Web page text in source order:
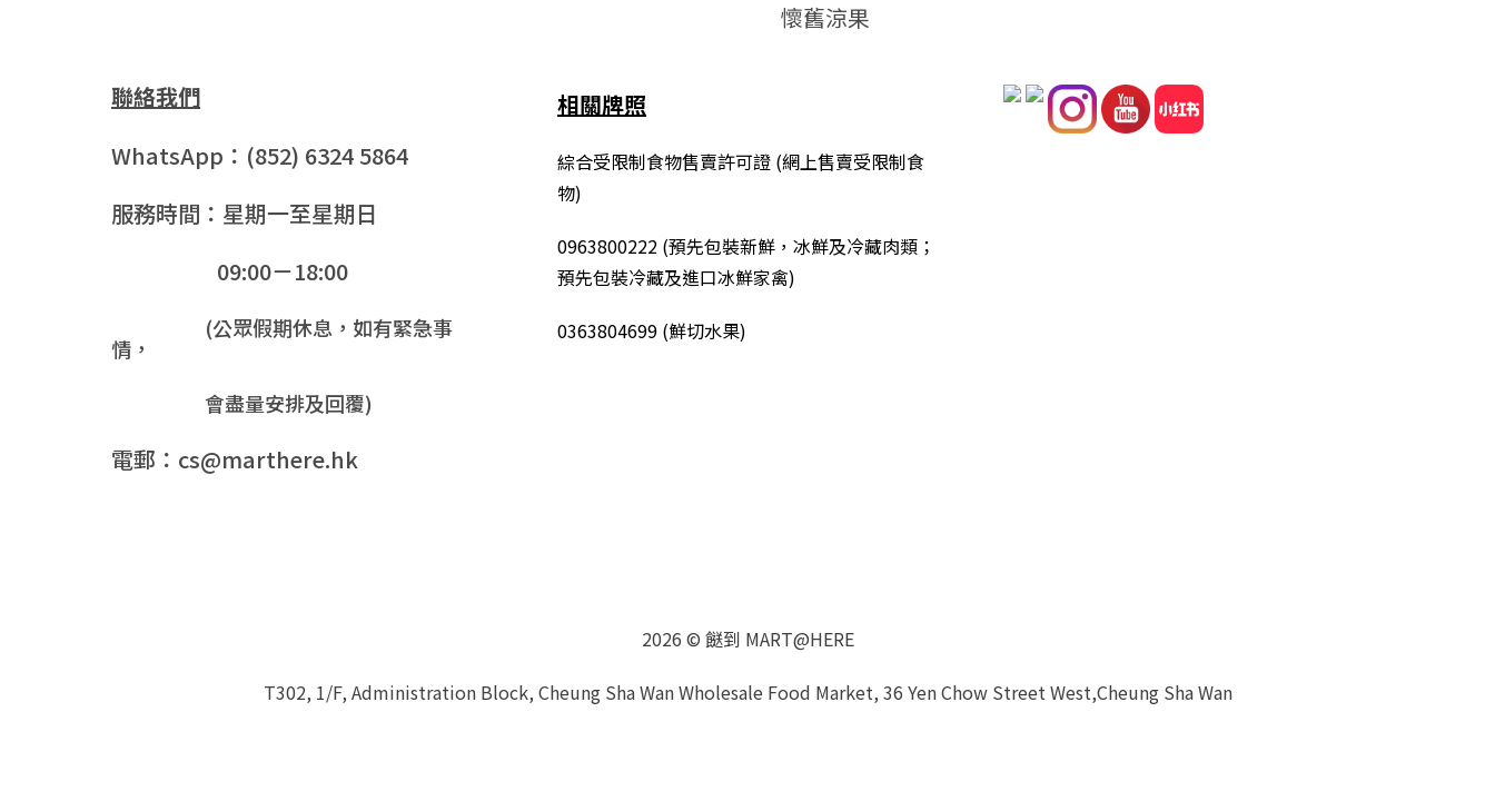
懷舊涼果
聯絡我們
WhatsApp：(852) 6324 5864
服務時間：星期一至星期日
09:00－18:00
(公眾假期休息，如有緊急事
情，
會盡量安排及回覆)
電郵：cs@marthere.hk
相關牌照
綜合受限制食物售賣許可證 (網上售賣受限制食
物)
0963800222 (預先包裝新鮮，冰鮮及冷藏肉類；
預先包裝冷藏及進口冰鮮家禽)
0363804699 (鮮切水果)
2026 © 餸到 MART@HERE
T302, 1/F, Administration Block, Cheung Sha Wan Wholesale Food Market, 36 Yen Chow Street West,Cheung Sha Wan